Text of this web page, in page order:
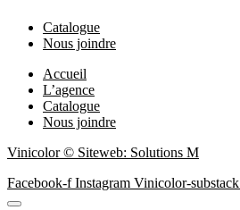
Catalogue
Nous joindre
Accueil
L’agence
Catalogue
Nous joindre
Vinicolor © Siteweb: Solutions M
Facebook-f Instagram Vinicolor-substack